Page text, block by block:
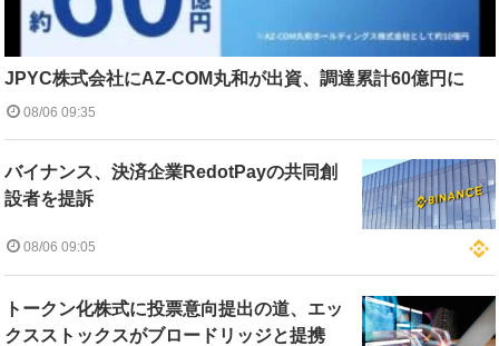
JPYC株式会社にAZ-COM丸和が出資、調達累計60億円に
08/06 09:35
バイナンス、決済企業RedotPayの共同創
設者を提訴
08/06 09:05
トークン化株式に投票意向提出の道、エッ
クスストックスがブロードリッジと提携